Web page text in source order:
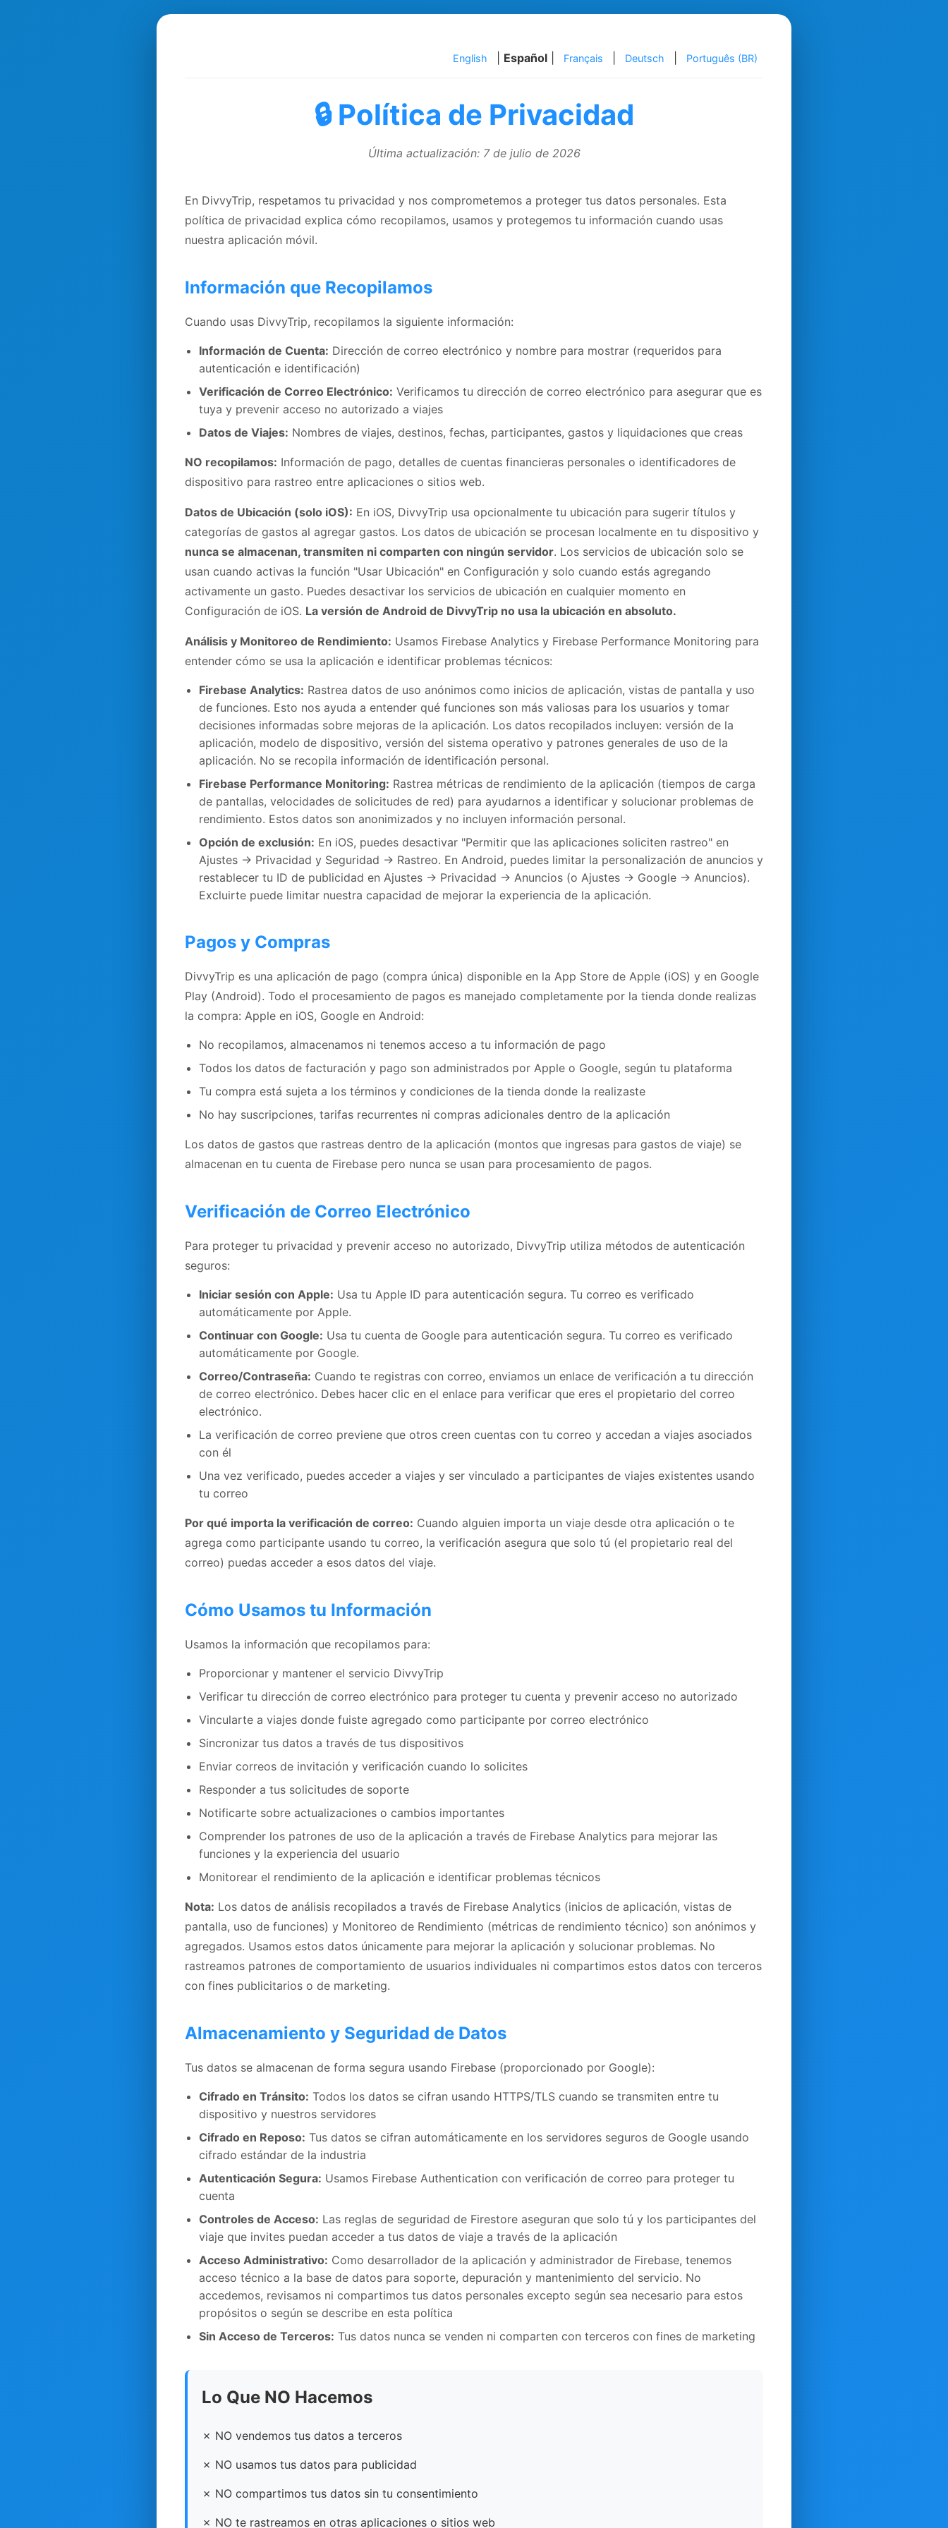
English Español Français Deutsch Português (BR)
🔒 Política de Privacidad
Última actualización: 7 de julio de 2026
En DivvyTrip, respetamos tu privacidad y nos comprometemos a proteger tus datos personales. Esta
política de privacidad explica cómo recopilamos, usamos y protegemos tu información cuando usas
nuestra aplicación móvil.
Información que Recopilamos
Cuando usas DivvyTrip, recopilamos la siguiente información:
Información de Cuenta: Dirección de correo electrónico y nombre para mostrar (requeridos para
autenticación e identificación)
Verificación de Correo Electrónico: Verificamos tu dirección de correo electrónico para asegurar que es
tuya y prevenir acceso no autorizado a viajes
Datos de Viajes: Nombres de viajes, destinos, fechas, participantes, gastos y liquidaciones que creas
NO recopilamos: Información de pago, detalles de cuentas financieras personales o identificadores de
dispositivo para rastreo entre aplicaciones o sitios web.
Datos de Ubicación (solo iOS): En iOS, DivvyTrip usa opcionalmente tu ubicación para sugerir títulos y
categorías de gastos al agregar gastos. Los datos de ubicación se procesan localmente en tu dispositivo y
nunca se almacenan, transmiten ni comparten con ningún servidor. Los servicios de ubicación solo se
usan cuando activas la función "Usar Ubicación" en Configuración y solo cuando estás agregando
activamente un gasto. Puedes desactivar los servicios de ubicación en cualquier momento en
Configuración de iOS. La versión de Android de DivvyTrip no usa la ubicación en absoluto.
Análisis y Monitoreo de Rendimiento: Usamos Firebase Analytics y Firebase Performance Monitoring para
entender cómo se usa la aplicación e identificar problemas técnicos:
Firebase Analytics: Rastrea datos de uso anónimos como inicios de aplicación, vistas de pantalla y uso
de funciones. Esto nos ayuda a entender qué funciones son más valiosas para los usuarios y tomar
decisiones informadas sobre mejoras de la aplicación. Los datos recopilados incluyen: versión de la
aplicación, modelo de dispositivo, versión del sistema operativo y patrones generales de uso de la
aplicación. No se recopila información de identificación personal.
Firebase Performance Monitoring: Rastrea métricas de rendimiento de la aplicación (tiempos de carga
de pantallas, velocidades de solicitudes de red) para ayudarnos a identificar y solucionar problemas de
rendimiento. Estos datos son anonimizados y no incluyen información personal.
Opción de exclusión: En iOS, puedes desactivar "Permitir que las aplicaciones soliciten rastreo" en
Ajustes → Privacidad y Seguridad → Rastreo. En Android, puedes limitar la personalización de anuncios y
restablecer tu ID de publicidad en Ajustes → Privacidad → Anuncios (o Ajustes → Google → Anuncios).
Excluirte puede limitar nuestra capacidad de mejorar la experiencia de la aplicación.
Pagos y Compras
DivvyTrip es una aplicación de pago (compra única) disponible en la App Store de Apple (iOS) y en Google
Play (Android). Todo el procesamiento de pagos es manejado completamente por la tienda donde realizas
la compra: Apple en iOS, Google en Android:
No recopilamos, almacenamos ni tenemos acceso a tu información de pago
Todos los datos de facturación y pago son administrados por Apple o Google, según tu plataforma
Tu compra está sujeta a los términos y condiciones de la tienda donde la realizaste
No hay suscripciones, tarifas recurrentes ni compras adicionales dentro de la aplicación
Los datos de gastos que rastreas dentro de la aplicación (montos que ingresas para gastos de viaje) se
almacenan en tu cuenta de Firebase pero nunca se usan para procesamiento de pagos.
Verificación de Correo Electrónico
Para proteger tu privacidad y prevenir acceso no autorizado, DivvyTrip utiliza métodos de autenticación
seguros:
Iniciar sesión con Apple: Usa tu Apple ID para autenticación segura. Tu correo es verificado
automáticamente por Apple.
Continuar con Google: Usa tu cuenta de Google para autenticación segura. Tu correo es verificado
automáticamente por Google.
Correo/Contraseña: Cuando te registras con correo, enviamos un enlace de verificación a tu dirección
de correo electrónico. Debes hacer clic en el enlace para verificar que eres el propietario del correo
electrónico.
La verificación de correo previene que otros creen cuentas con tu correo y accedan a viajes asociados
con él
Una vez verificado, puedes acceder a viajes y ser vinculado a participantes de viajes existentes usando
tu correo
Por qué importa la verificación de correo: Cuando alguien importa un viaje desde otra aplicación o te
agrega como participante usando tu correo, la verificación asegura que solo tú (el propietario real del
correo) puedas acceder a esos datos del viaje.
Cómo Usamos tu Información
Usamos la información que recopilamos para:
Proporcionar y mantener el servicio DivvyTrip
Verificar tu dirección de correo electrónico para proteger tu cuenta y prevenir acceso no autorizado
Vincularte a viajes donde fuiste agregado como participante por correo electrónico
Sincronizar tus datos a través de tus dispositivos
Enviar correos de invitación y verificación cuando lo solicites
Responder a tus solicitudes de soporte
Notificarte sobre actualizaciones o cambios importantes
Comprender los patrones de uso de la aplicación a través de Firebase Analytics para mejorar las
funciones y la experiencia del usuario
Monitorear el rendimiento de la aplicación e identificar problemas técnicos
Nota: Los datos de análisis recopilados a través de Firebase Analytics (inicios de aplicación, vistas de
pantalla, uso de funciones) y Monitoreo de Rendimiento (métricas de rendimiento técnico) son anónimos y
agregados. Usamos estos datos únicamente para mejorar la aplicación y solucionar problemas. No
rastreamos patrones de comportamiento de usuarios individuales ni compartimos estos datos con terceros
con fines publicitarios o de marketing.
Almacenamiento y Seguridad de Datos
Tus datos se almacenan de forma segura usando Firebase (proporcionado por Google):
Cifrado en Tránsito: Todos los datos se cifran usando HTTPS/TLS cuando se transmiten entre tu
dispositivo y nuestros servidores
Cifrado en Reposo: Tus datos se cifran automáticamente en los servidores seguros de Google usando
cifrado estándar de la industria
Autenticación Segura: Usamos Firebase Authentication con verificación de correo para proteger tu
cuenta
Controles de Acceso: Las reglas de seguridad de Firestore aseguran que solo tú y los participantes del
viaje que invites puedan acceder a tus datos de viaje a través de la aplicación
Acceso Administrativo: Como desarrollador de la aplicación y administrador de Firebase, tenemos
acceso técnico a la base de datos para soporte, depuración y mantenimiento del servicio. No
accedemos, revisamos ni compartimos tus datos personales excepto según sea necesario para estos
propósitos o según se describe en esta política
Sin Acceso de Terceros: Tus datos nunca se venden ni comparten con terceros con fines de marketing
Lo Que NO Hacemos
✗ NO vendemos tus datos a terceros
✗ NO usamos tus datos para publicidad
✗ NO compartimos tus datos sin tu consentimiento
✗ NO te rastreamos en otras aplicaciones o sitios web